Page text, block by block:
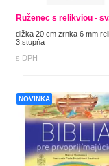
Ruženec s relikviou -
dlžka 20 cm zrnka 6 mm
3.stupňa
s DPH
NOVINKA